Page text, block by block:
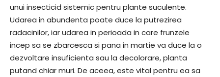
unui insecticid sistemic pentru plante suculente.
Udarea in abundenta poate duce la putrezirea
radacinilor, iar udarea in perioada in care frunzele
incep sa se zbarcesca si pana in martie va duce la o
dezvoltare insuficienta sau la decolorare, planta
putand chiar muri. De aceea, este vital pentru ea sa